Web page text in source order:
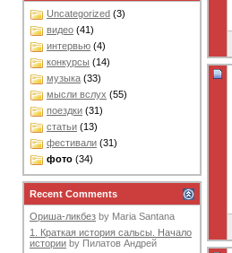
Uncategorized (3)
видео (41)
интервью (4)
конкурсы (14)
музыка (33)
мысли вслух (55)
поездки (31)
статьи (13)
фестивали (31)
фото (34)
Recent Comments
Ориша-ликбез by Maria Santana
1. Краткая история сальсы. Начало
истории by Пилатов Андрей